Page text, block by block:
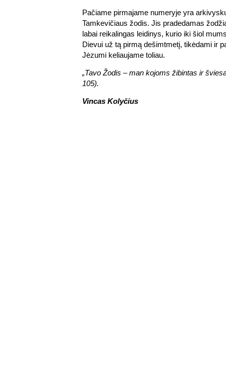
Pačiame pirmajame numeryje yra
Tamkevičiaus žodis. Jis pradedamas
labai reikalingas leidinys, kurio iki šiol
Dievui už tą pirmą dešimtmetį, tikėdami ir
Jėzumi keliaujame toliau.
„Tavo Žodis – man kojoms žibintas ir
105).
Vincas Kolyčius